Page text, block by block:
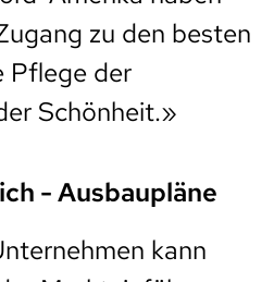
zu den besten
Pflege der
Schönheit.»
- Ausbaupläne
kann